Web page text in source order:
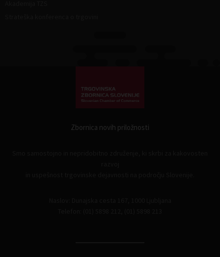
Zbornica novih priložnosti